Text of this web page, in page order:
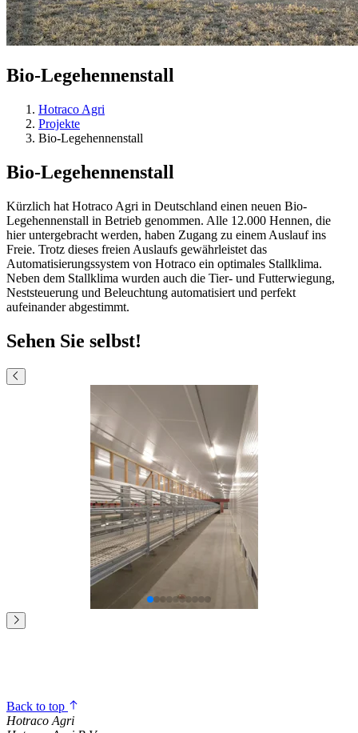
Bio-Legehennenstall
Hotraco Agri
Projekte
Bio-Legehennenstall
Bio-Legehennenstall
Kürzlich hat Hotraco Agri in Deutschland einen neuen Bio-
Legehennenstall in Betrieb genommen. Alle 12.000 Hennen, die
hier untergebracht werden, haben Zugang zu einem Auslauf ins
Freie. Trotz dieses freien Auslaufs gewährleistet das
Automatisierungssystem von Hotraco ein optimales Stallklima.
Neben dem Stallklima wurden auch die Tier- und Futterwiegung,
Neststeuerung und Beleuchtung automatisiert und perfekt
aufeinander abgestimmt.
Sehen Sie selbst!
Back to top
Hotraco Agri